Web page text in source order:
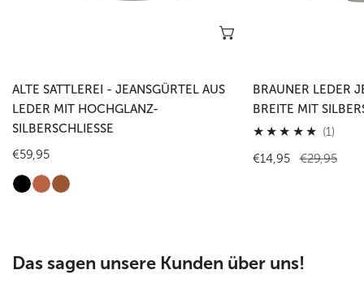
ALTE SATTLEREI - JEANSGÜRTEL AUS
LEDER MIT HOCHGLANZ-
SILBERSCHLIESSE
Regulärer
Preis
€59,95
BRAUNER LEDER
BREITE MIT
(1)1
Verkaufspreis
€14,95
Regulärer€29,95
Das sagen unsere Kunden über uns!